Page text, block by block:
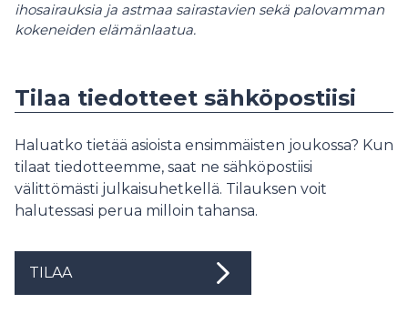
ihosairauksia ja astmaa sairastavien sekä palovamman
kokeneiden elämänlaatua.
Tilaa tiedotteet sähköpostiisi
Haluatko tietää asioista ensimmäisten joukossa? Kun
tilaat tiedotteemme, saat ne sähköpostiisi
välittömästi julkaisuhetkellä. Tilauksen voit
halutessasi perua milloin tahansa.
TILAA